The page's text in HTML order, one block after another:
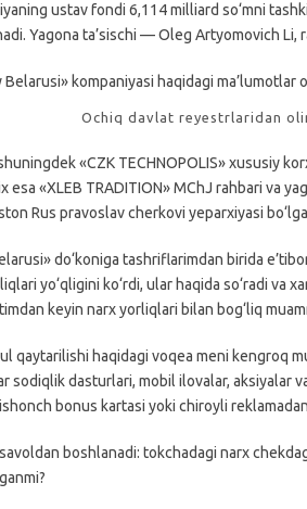
ustav fondi 6,114 milliard so‘mni
Yagona ta’sischi — Oleg Artyomovich Li,
Ochiq davlat reyestrlaridan
«CZK TECHNOPOLIS» xususiy
esa «XLEB TRADITION» MChJ rahbari va
Rus pravoslav cherkovi yeparxiyasi
do‘koniga tashriflarimdan birida
yo‘qligini ko‘rdi, ular haqida so‘radi va
keyin narx yorliqlari bilan bog‘liq
qaytarilishi haqidagi voqea meni kengroq
sodiqlik dasturlari, mobil ilovalar, aksiyalar
ishonch bonus kartasi yoki chiroyli
boshlanadi: tokchadagi narx